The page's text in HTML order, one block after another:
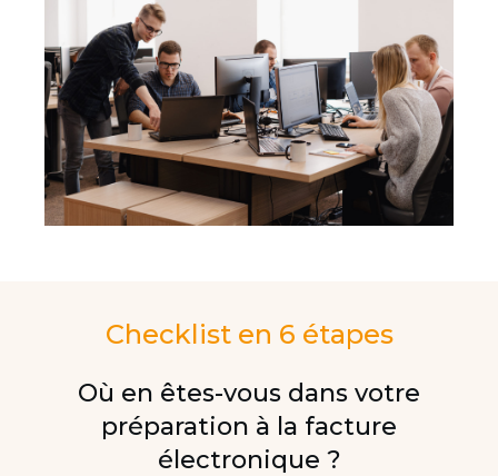
Checklist en 6 étapes
Où en êtes-vous dans votre
préparation à la facture
électronique ?